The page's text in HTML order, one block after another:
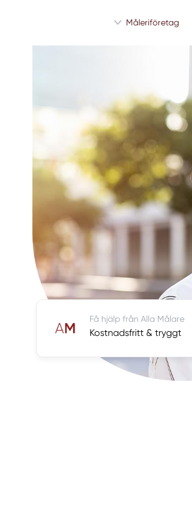
Måleriföretag
Få hjälp från Alla Målare
Kostnadsfritt & tryggt